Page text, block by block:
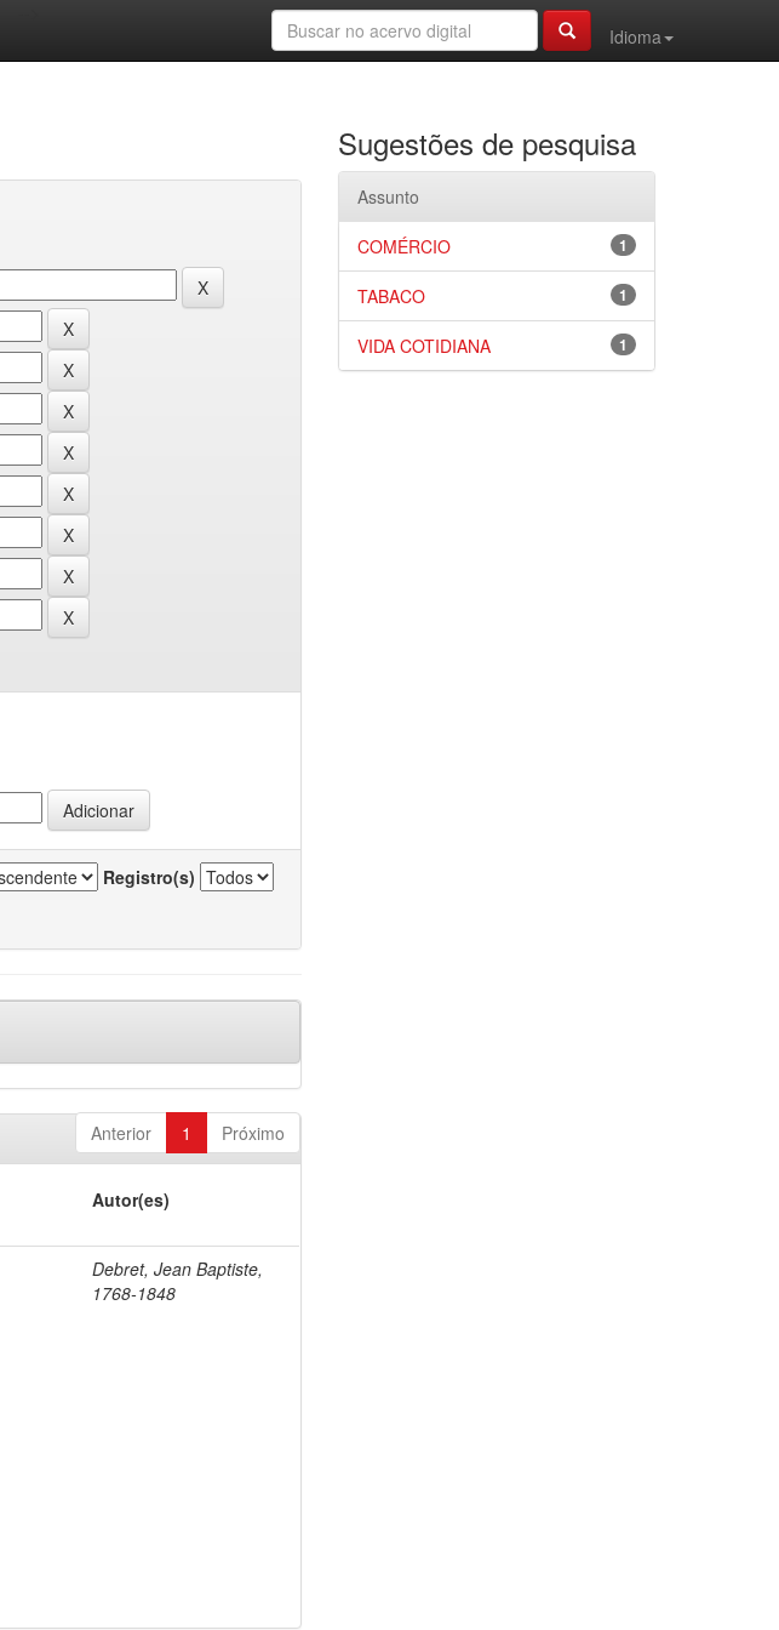
Idioma
Registro(s)
Anterior 1 Próximo
Autor(es)
Debret, Jean Baptiste,
1768-1848
Sugestões de pesquisa
Assunto
1
COMÉRCIO
1
TABACO
1
VIDA COTIDIANA